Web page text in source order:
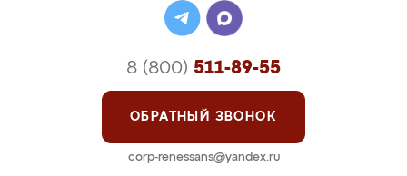
8 (800) 511-89-55
ОБРАТНЫЙ ЗВОНОК
corp-renessans@yandex.ru